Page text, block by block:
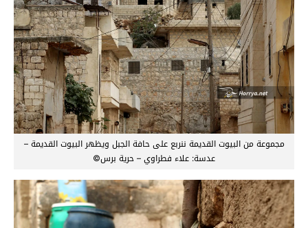
مجموعة من البيوت القديمة ننربع على حافة الجبل ويظهر البيوت القديمة –
عدسة: علاء فطراوي – حرية برس©